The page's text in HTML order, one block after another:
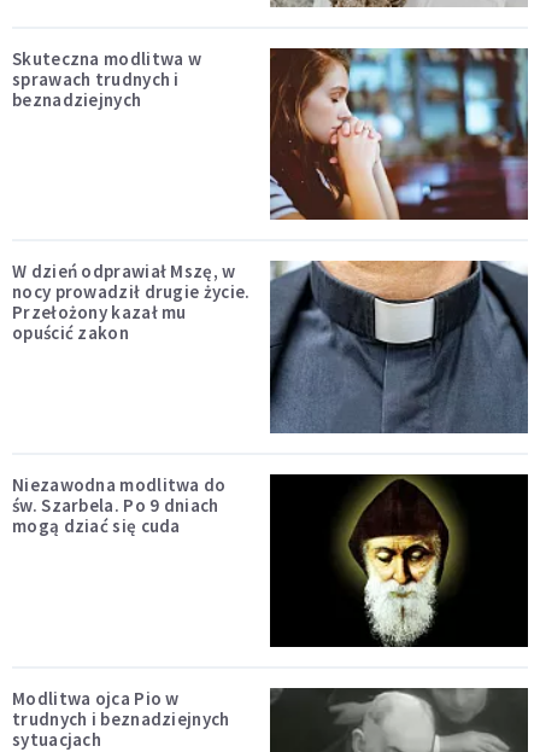
Skuteczna modlitwa w
sprawach trudnych i
beznadziejnych
W dzień odprawiał Mszę, w
nocy prowadził drugie życie.
Przełożony kazał mu
opuścić zakon
Niezawodna modlitwa do
św. Szarbela. Po 9 dniach
mogą dziać się cuda
Modlitwa ojca Pio w
trudnych i beznadziejnych
sytuacjach